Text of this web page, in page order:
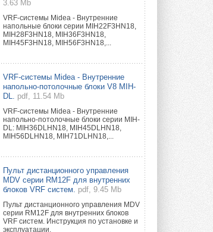
3.63 Mb
VRF-системы Midea - Внутренние
напольные блоки серии MIH22F3HN18,
MIH28F3HN18, MIH36F3HN18,
MIH45F3HN18, MIH56F3HN18,...
VRF-системы Midea - Внутренние
напольно-потолочные блоки V8 MIH-
DL.
pdf, 11.54 Mb
VRF-системы Midea - Внутренние
напольно-потолочные блоки серии MIH-
DL: MIH36DLHN18, MIH45DLHN18,
MIH56DLHN18, MIH71DLHN18,...
Пульт дистанционного управления
MDV серии RM12F для внутренних
блоков VRF систем.
pdf, 9.45 Mb
Пульт дистанционного управления MDV
серии RM12F для внутренних блоков
VRF систем. Инструкция по установке и
эксплуатации.